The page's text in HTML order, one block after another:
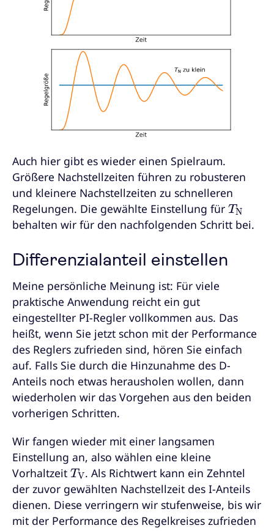
Auch hier gibt es wieder einen Spielraum.
Größere Nachstellzeiten führen zu robusteren
und kleinere Nachstellzeiten zu schnelleren
Regelungen. Die gewählte Einstellung für
T
behalten wir für den nachfolgenden Schritt bei.
Differenzialanteil einstellen
Meine persönliche Meinung ist: Für viele
praktische Anwendung reicht ein gut
eingestellter PI-Regler vollkommen aus. Das
heißt, wenn Sie jetzt schon mit der Performance
des Reglers zufrieden sind, hören Sie einfach
auf. Falls Sie durch die Hinzunahme des D-
Anteils noch etwas herausholen wollen, dann
wiederholen wir das Vorgehen aus den beiden
vorherigen Schritten.
Wir fangen wieder mit einer langsamen
Einstellung an, also wählen eine kleine
Vorhaltzeit
TV
. Als Richtwert kann ein Zehntel
der zuvor gewählten Nachstellzeit des I-Anteils
dienen. Diese verringern wir stufenweise, bis wir
mit der Performance des Regelkreises zufrieden